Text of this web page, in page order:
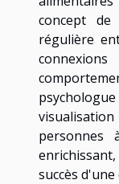
concept de
régulière
personnes
succès